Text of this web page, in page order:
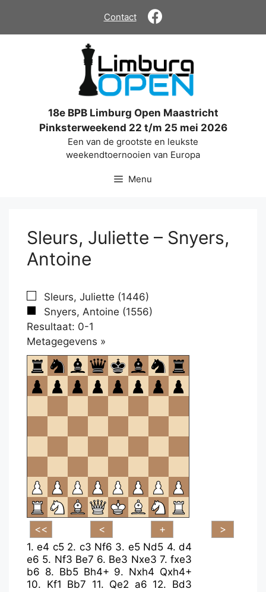
de
Contact
18e BPB Limburg Open Maastricht
Pinksterweekend 22 t/m 25 mei 2026
Een van de grootste en leukste
weekendtoernooien van Europa
Menu
Sleurs, Juliette – Snyers,
Antoine
Sleurs, Juliette (1446)
Snyers, Antoine (1556)
Resultaat: 0-1
Metagegevens »
om
te
openen.
1.e4 c5 2. c3 Nf6 3. e5 Nd5 4.d4
e6 5. Nf3 Be7 6. Be3 Nxe3 7. fxe3
b6 8. Bb5 Bh4+ 9. Nxh4 Qxh4+
10. Kf1 Bb7 11. Qe2 a6 12. Bd3